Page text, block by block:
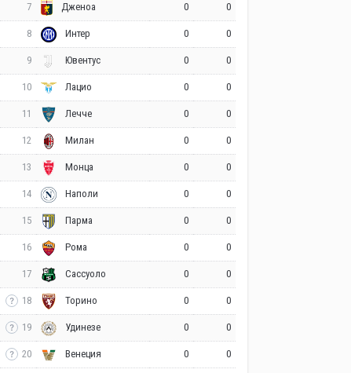
7 Дженоа 0 0
8 Интер 0 0
9 Ювентус 0 0
10 Лацио 0 0
11 Лечче 0 0
12 Милан 0 0
13 Монца 0 0
14 Наполи 0 0
15 Парма 0 0
16 Рома 0 0
17 Сассуоло 0 0
18 Торино 0 0
19 Удинезе 0 0
20 Венеция 0 0